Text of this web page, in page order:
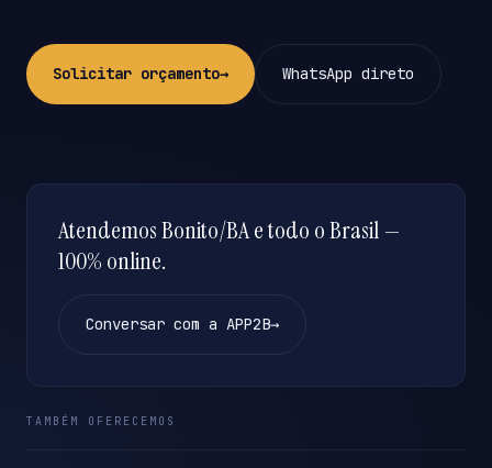
Solicitar orçamento→ WhatsApp direto
Atendemos Bonito/BA e todo o Brasil —
100% online.
Conversar com a APP2B→
TAMBÉM OFERECEMOS